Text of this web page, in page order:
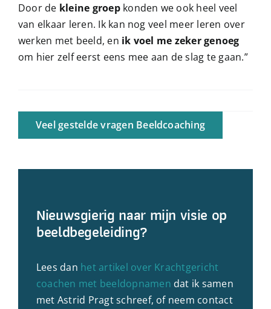
Door de kleine groepkonden we ook heel veel
van elkaar leren. Ik kan nog veel meer leren over
werken met beeld, en ik voel me zeker genoeg
om hier zelf eerst eens mee aan de slag te gaan.”
Veel gestelde vragen Beeldcoaching
Nieuwsgierig naar mijn visie op
beeldbegeleiding?
Lees dan het artikel over Krachtgericht
coachen met beeldopnamen dat ik samen
met Astrid Pragt schreef, of neem contact